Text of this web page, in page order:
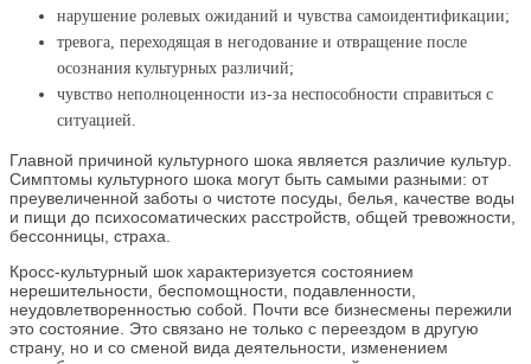
нарушение ролевых ожиданий и чувства самоидентификации;
тревога, переходящая в негодование и отвращение после
осознания культурных различий;
чувство неполноценности из-за неспособности справиться с
ситуацией.
Главной причиной культурного шока является различие культур.
Симптомы культурного шока могут быть самыми разными: от
преувеличенной заботы о чистоте посуды, белья, качестве воды
и пищи до психосоматических расстройств, общей тревожности,
бессонницы, страха.
Кросс-культурный шок характеризуется состоянием
нерешительности, беспомощности, подавленности,
неудовлетворенностью собой. Почти все бизнесмены пережили
это состояние. Это связано не только с переездом в другую
страну, но и со сменой вида деятельности, изменением